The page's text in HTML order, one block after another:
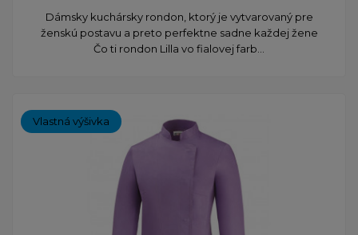
Dámsky kuchársky rondon, ktorý je vytvarovaný pre
ženskú postavu a preto perfektne sadne každej žene
Čo ti rondon Lilla vo fialovej farb...
Vlastná výšivka